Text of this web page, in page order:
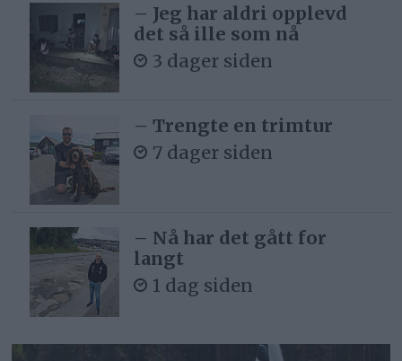
– Jeg har aldri opplevd
det så ille som nå
3 dager siden
– Trengte en trimtur
7 dager siden
– Nå har det gått for
langt
1 dag siden